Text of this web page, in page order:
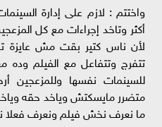
واختتم : لازم على إدارة
أكثر وتاخد إجراءات مع كل
لأن ناس كتير بقت مش عايزة
تتفرج وتتفاعل مع الفيلم وده
للسينمات نفسها وللمزعجين
متضرر مايسكتش وياخد حقه
ما نعرف نخش فيلم ونعرف فعلا